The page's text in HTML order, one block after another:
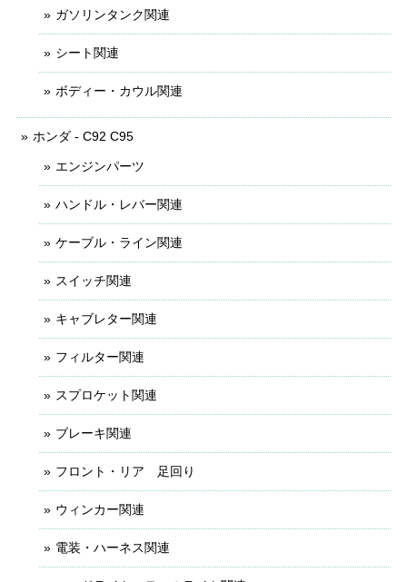
ガソリンタンク関連
シート関連
ボディー・カウル関連
ホンダ - C92 C95
エンジンパーツ
ハンドル・レバー関連
ケーブル・ライン関連
スイッチ関連
キャブレター関連
フィルター関連
スプロケット関連
ブレーキ関連
フロント・リア 足回り
ウィンカー関連
電装・ハーネス関連